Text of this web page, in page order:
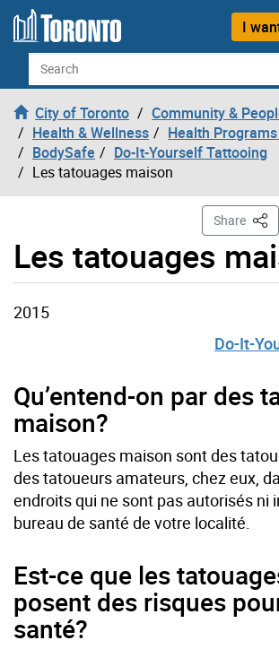
Skip to content
I
Search
City of Toronto
Community &
Health & Wellness
Health
BodySafe
Do-It-Yourself Tattooing
Les tatouages maison
Les tatouages
Share This
2015
Do-It-
Qu’entend-on par des
maison?
Les tatouages maison sont des
des tatoueurs amateurs, chez eux,
endroits qui ne sont pas autorisés ni
bureau de santé de votre localité.
Est-ce que les
posent des risques
santé?